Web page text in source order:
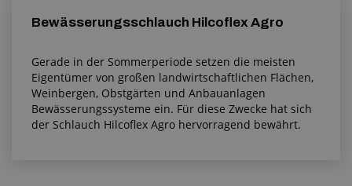
Bewässerungsschlauch Hilcoflex Agro
Gerade in der Sommerperiode setzen die meisten
Eigentümer von großen landwirtschaftlichen Flächen,
Weinbergen, Obstgärten und Anbauanlagen
Bewässerungssysteme ein. Für diese Zwecke hat sich
der Schlauch Hilcoflex Agro hervorragend bewährt.